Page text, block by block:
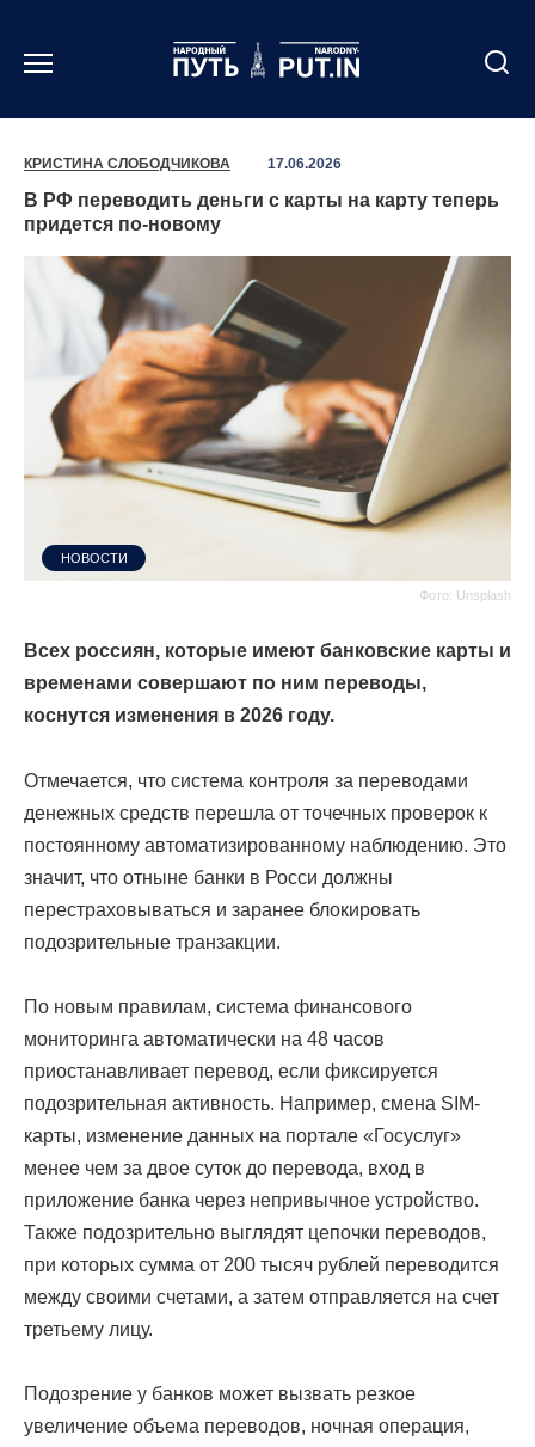
содержанию
КРИСТИНА СЛОБОДЧИКОВА 17.06.2026
В РФ переводить деньги с карты на карту теперь
придется по-новому
Фото: Unsplash
НОВОСТИ
Всех россиян, которые имеют банковские карты и
временами совершают по ним переводы,
коснутся изменения в 2026 году.
Отмечается, что система контроля за переводами
денежных средств перешла от точечных проверок к
постоянному автоматизированному наблюдению. Это
значит, что отныне банки в Росси должны
перестраховываться и заранее блокировать
подозрительные транзакции.
По новым правилам, система финансового
мониторинга автоматически на 48 часов
приостанавливает перевод, если фиксируется
подозрительная активность. Например, смена SIM-
карты, изменение данных на портале «Госуслуг»
менее чем за двое суток до перевода, вход в
приложение банка через непривычное устройство.
Также подозрительно выглядят цепочки переводов,
при которых сумма от 200 тысяч рублей переводится
между своими счетами, а затем отправляется на счет
третьему лицу.
Подозрение у банков может вызвать резкое
увеличение объема переводов, ночная операция,